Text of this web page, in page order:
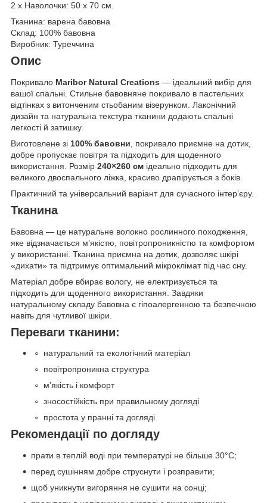
2 х Наволочки: 50 х 70 см.
Тканина: варена бавовна
Склад: 100% бавовна
Виробник: Туреччина
Опис
Покривало Maribor Natural Creations — ідеальний вибір для
вашої спальні. Стильне бавовняне покривало в пастельних
відтінках з витонченим стьобаним візерунком. Лаконічний
дизайн та натуральна текстура тканини додають спальні
легкості й затишку.
Виготовлене зі 100% бавовни , покривало приємне на дотик,
добре пропускає повітря та підходить для щоденного
використання. Розмір 240×260 см ідеально підходить для
великого двоспального ліжка, красиво драпірується з боків.
Практичний та універсальний варіант для сучасного інтер’єру.
Тканина
Бавовна — це натуральне волокно рослинного походження,
яке відзначається м’якістю, повітропроникністю та комфортом
у використанні. Тканина приємна на дотик, дозволяє шкірі
«дихати» та підтримує оптимальний мікроклімат під час сну.
Матеріал добре вбирає вологу, не електризується та
підходить для щоденного використання. Завдяки
натуральному складу бавовна є гіпоалергенною та безпечною
навіть для чутливої шкіри.
Переваги тканини:
натуральний та екологічний матеріал
повітропроникна структура
м’якість і комфорт
зносостійкість при правильному догляді
простота у пранні та догляді
Рекомендації по догляду
прати в теплій воді при температурі не більше 30°C;
перед сушінням добре струснути і розправити;
щоб уникнути вигоряння не сушити на сонці;